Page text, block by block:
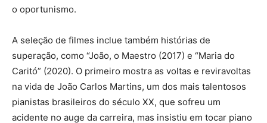
o oportunismo.
A seleção de filmes inclue também histórias de
superação, como “João, o Maestro (2017) e “Maria do
Caritó” (2020). O primeiro mostra as voltas e reviravoltas
na vida de João Carlos Martins, um dos mais talentosos
pianistas brasileiros do século XX, que sofreu um
acidente no auge da carreira, mas insistiu em tocar piano